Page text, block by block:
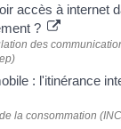
accès à internet
?
des
: l'itinérance
la consommation